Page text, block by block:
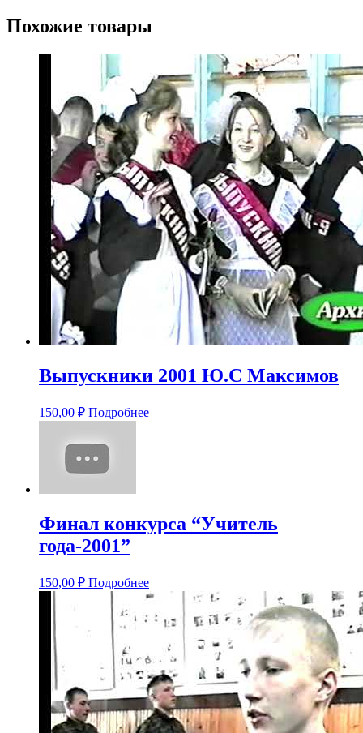
Похожие товары
Выпускники 2001 Ю.С Максимов
150,00 ₽ Подробнее
Финал конкурса “Учитель
года-2001”
150,00 ₽ Подробнее